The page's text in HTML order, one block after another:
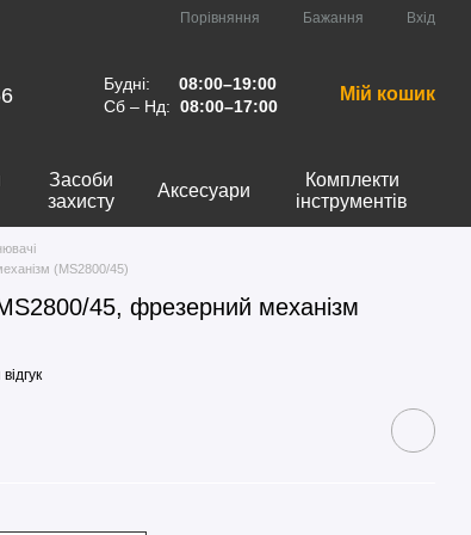
Порівняння Бажання Вхід
Будні:
08:00–19:00
Сб – Нд: 08:00–17:00
Мій кошик
Засоби
захисту
Аксесуари
Комплекти
інструментів
(MS2800/45)
45, фрезерний механізм